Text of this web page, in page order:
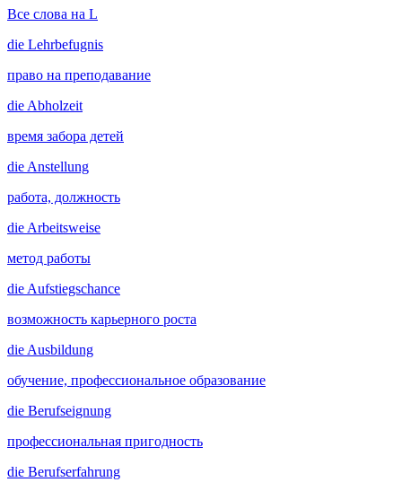
Все слова на L
die Lehrbefugnis
право на преподавание
die Abholzeit
время забора детей
die Anstellung
работа, должность
die Arbeitsweise
метод работы
die Aufstiegschance
возможность карьерного роста
die Ausbildung
обучение, профессиональное образование
die Berufseignung
профессиональная пригодность
die Berufserfahrung